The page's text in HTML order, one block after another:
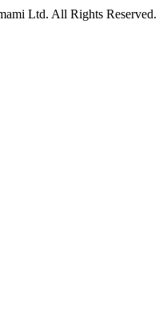
Ltd. All Rights Reserved.